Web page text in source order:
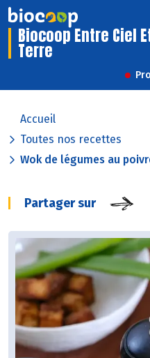
Biocoop Entre Ciel
Terre
Accueil
Toutes nos recettes
Wok de légumes au
Partager sur